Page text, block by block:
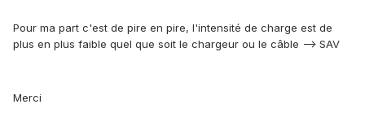
Pour ma part c'est de pire en pire, l'intensité de charge est de
plus en plus faible quel que soit le chargeur ou le câble --> SAV
Merci